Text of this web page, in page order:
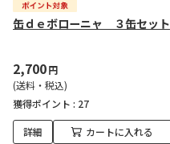
缶ｄｅボローニャ ３缶セット
2,700円
(送料・税込)
獲得ポイント : 27
詳細 カートに入れる